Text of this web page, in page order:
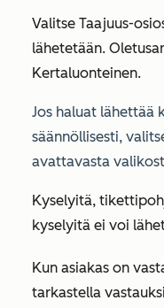
Valitse Taajuus-
lähetetään.
Kertaluonteinen.
Jos haluat lähettää
säännöllisesti,
avattavasta
Kyselyitä,
kyselyitä ei voi
Kun asiakas on
tarkastella